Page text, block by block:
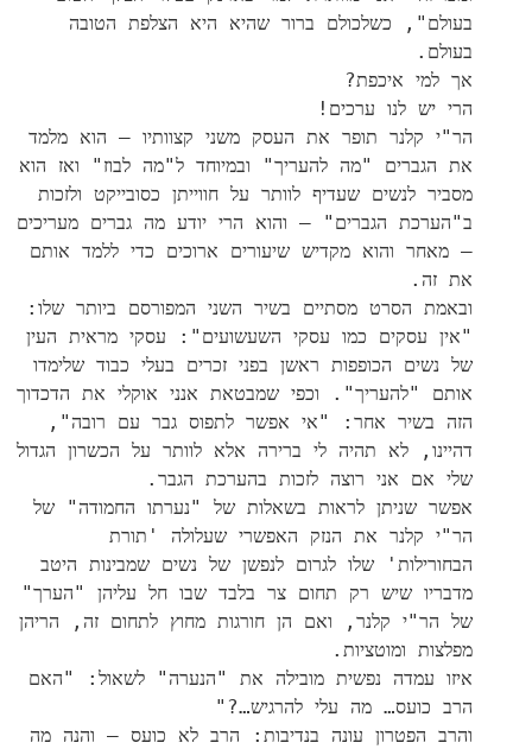
בעולם", כשלכולם ברור שהיא היא הצלפת הטובה
בעולם.
אך למי איכפת?
הרי יש לנו ערכים!
הר"י קלנר תופר את העסק משני קצוותיו – הוא מלמד
את הגברים "מה להעריך" ובמיוחד ל"מה לבוז" ואז הוא
מסביר לנשים שעדיף לוותר על חווייתן כסובייקט ולזכות
ב"הערכת הגברים" – והוא הרי יודע מה גברים מעריכים
– מאחר והוא מקדיש שיעורים ארוכים כדי ללמד אותם
את זה.
ובאמת הסרט מסתיים בשיר השני המפורסם ביותר שלו:
"אין עסקים כמו עסקי השעשועים": עסקי מראית העין
של נשים הכופפות ראשן בפני זכרים בעלי כבוד שלימדו
אותם "להעריך". וכפי שמבטאת אנני אוקלי את הדכדוך
הזה בשיר אחר: "אי אפשר לתפוס גבר עם רובה",
דהיינו, לא תהיה לי ברירה אלא לוותר על הכשרון הגדול
שלי אם אני רוצה לזכות בהערכת הגבר.
אפשר שניתן לראות בשאלות של "נערתו החמודה" של
הר"י קלנר את הנזק האפשרי שעלולה 'תורת
הבחורילות' שלו לגרום לנפשן של נשים שמבינות היטב
מדבריו שיש רק תחום צר בלבד שבו חל עליהן "הערך"
של הר"י קלנר, ואם הן חורגות מחוץ לתחום זה, הריהן
מפלצות ומוטציות.
איזו עמדה נפשית מובילה את "הנערה" לשאול: "האם
הרב כועס… מה עלי להרגיש…?"
והרב הפטרון עונה בנדיבות: הרב לא כועס – והנה מה